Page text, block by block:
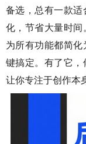
备选，总有一款
化，节省大量时
为所有功能都简
键搞定。有了它，
让你专注于创作本